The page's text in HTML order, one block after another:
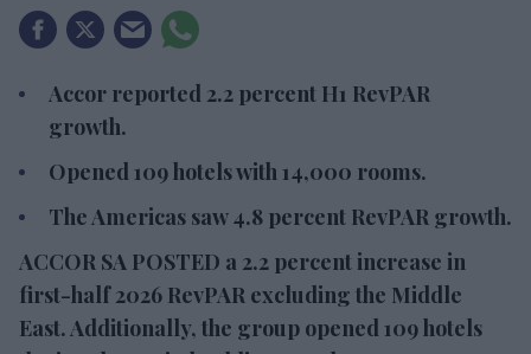
Opened 109 hotels with 14,000 rooms.
The Americas saw 4.8 percent RevPAR growth.
ACCOR SA POSTED a 2.2 percent increase in first-
Additionally, the group opened 109 hotels during
the period, adding nearly 14,000 rooms.
Revenue rose 3 percent at constant currency to